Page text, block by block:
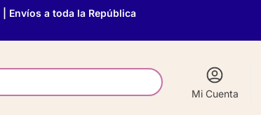
Envíos a toda la República
Mi Cuenta